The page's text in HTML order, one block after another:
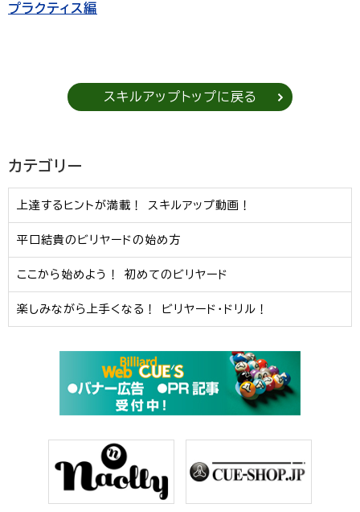
プラクティス編
スキルアップトップに戻る
カテゴリー
上達するヒントが満載！ スキルアップ動画！
平口結貴のビリヤードの始め方
ここから始めよう！ 初めてのビリヤード
楽しみながら上手くなる！ ビリヤード・ドリル！